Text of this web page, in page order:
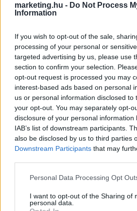
marketing.hu - Do Not Process
Information
If you wish to opt-out of the sale,
processing of your personal or
targeted advertising by us, please use
section to confirm your selection.
opt-out request is processed you may
interest-based ads based on personal
us or personal information disclosed to
your opt-out. You may separately opt-
disclosure of your personal information
IAB’s list of downstream participants.
also be disclosed by us to third parties
Downstream Participants that may
Please note that this website/app uses
not limited to your visit or usage
grant or deny consent to Google and
Personal Data Processing Opt
I want to opt-out of the Sharing of
personal data.
után
A reklám- és kommunikációs szakma több
arra, hogy Balásy felajánlotta cégeit az
Pál Zsombor, Marosi Gergely, Persely
Prezenszki Alex is.
ÜGYNÖKSÉG | 2026. MÁJUS 05.